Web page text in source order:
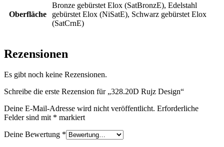
Oberfläche
Bronze gebürstet Elox (SatBronzE), Edelstahl
gebürstet Elox (NiSatE), Schwarz gebürstet Elox
(SatCrnE)
Rezensionen
Es gibt noch keine Rezensionen.
Schreibe die erste Rezension für „328.20D Rujz Design“
Deine E-Mail-Adresse wird nicht veröffentlicht. Erforderliche
Felder sind mit * markiert
Deine Bewertung *